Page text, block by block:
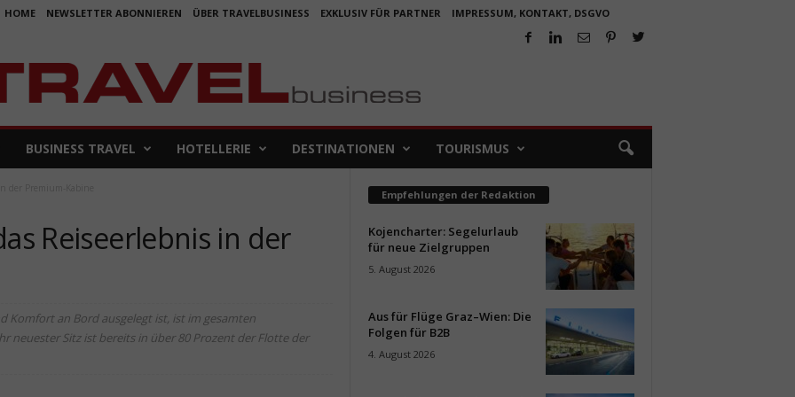
HOME NEWSLETTER ABONNIEREN ÜBER TRAVELBUSINESS EXKLUSIV FÜR PARTNER IMPRESSUM, KONTAKT, DSGVO
BUSINESS TRAVEL HOTELLERIE DESTINATIONEN TOURISMUS
Reiseerlebnis in der
Komfort an Bord ausgelegt ist, ist im gesamten
neuester Sitz ist bereits in über 80 Prozent der Flotte der
Empfehlungen der Redaktion
Kojencharter: Segelurlaub
für neue Zielgruppen
5. August 2026
Aus für Flüge Graz–Wien: Die
Folgen für B2B
4. August 2026